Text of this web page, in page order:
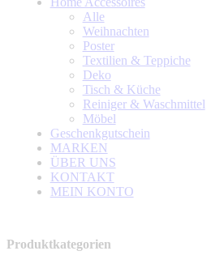
Alle
Weihnachten
Poster
Textilien & Teppiche
Deko
Tisch & Küche
Reiniger & Waschmittel
Möbel
Geschenkgutschein
MARKEN
ÜBER UNS
KONTAKT
MEIN KONTO
Produktkategorien